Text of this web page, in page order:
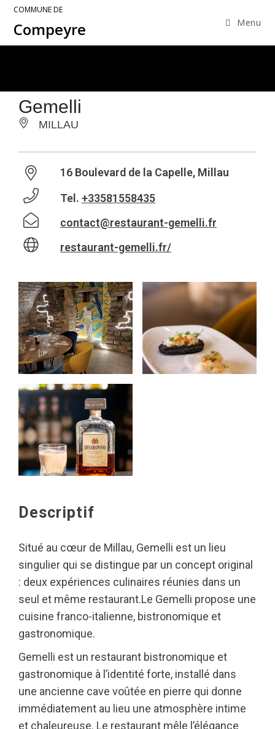
COMMUNE DE
Compeyre Menu
Gemelli
MILLAU
16 Boulevard de la Capelle, Millau
Tel. +33581558435
contact@restaurant-gemelli.fr
restaurant-gemelli.fr/
Descriptif
Situé au cœur de Millau, Gemelli est un lieu
singulier qui se distingue par un concept original
: deux expériences culinaires réunies dans un
seul et même restaurant.Le Gemelli propose une
cuisine franco-italienne, bistronomique et
gastronomique.
Gemelli est un restaurant bistronomique et
gastronomique à l’identité forte, installé dans
une ancienne cave voûtée en pierre qui donne
immédiatement au lieu une atmosphère intime
et chaleureuse. Le restaurant mêle l’élégance